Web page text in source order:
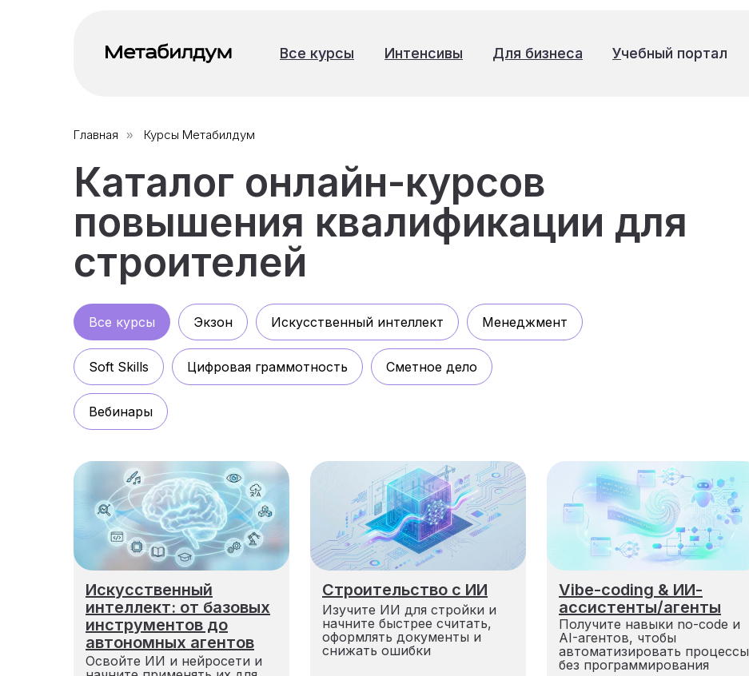
+7 (985) 090-22-25
Все курсы
Все курсы Интенсивы
Интенсивы Учебный портал
Учебный портал
Для бизнеса
Для бизнеса
Главная » Курсы Метабилдум
Каталог онлайн-курсов
повышения квалификации для
строителей
Все курсы Экзон Искусственный интеллект Менеджмент
Soft Skills Цифровая граммотность Сметное дело
Вебинары
Искусственный
интеллект: от базовых
инструментов до
автономных агентов
Освойте ИИ и нейросети и
Строительство с ИИ
Изучите ИИ для стройки и
начните быстрее считать,
оформлять документы и
снижать ошибки
Vibe-coding & ИИ-
ассистенты/агенты
Получите навыки no-code и
AI-агентов, чтобы
автоматизировать процессы
без программирования